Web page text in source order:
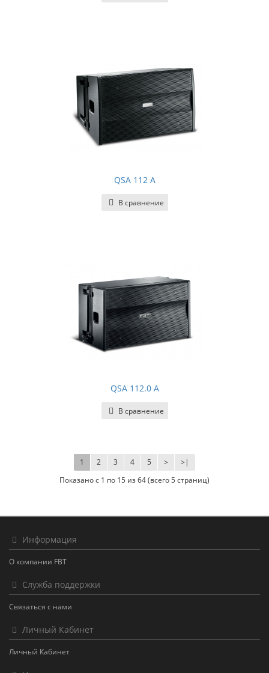
QSA 112 A
В сравнение
QSA 112.0 A
В сравнение
1 2 3 4 5 > >|
Показано с 1 по 15 из 64 (всего 5 страниц)
Информация
О компании FBT
Служба поддержки
Связаться с нами
Личный Кабинет
Личный Кабинет